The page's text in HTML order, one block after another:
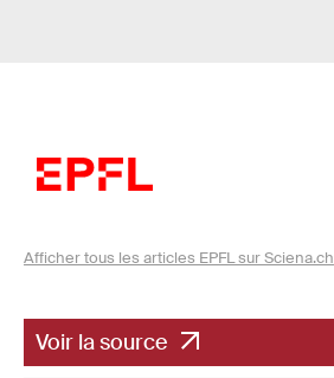
Afficher tous les articles EPFL sur Sciena.ch
Voir la source